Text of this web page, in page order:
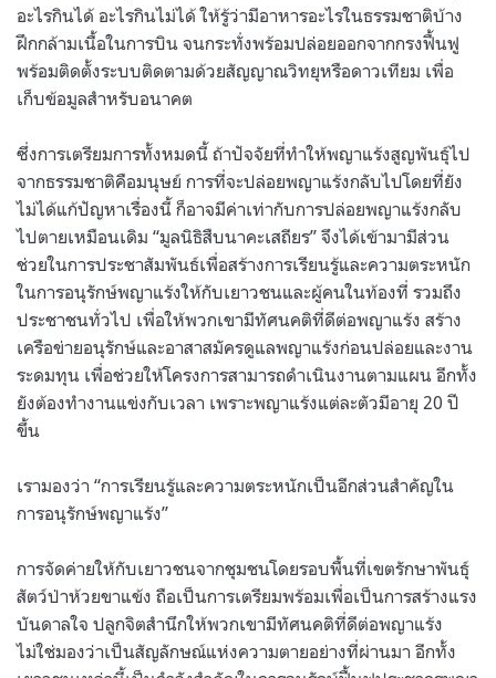
อะไรกินได้ อะไรกินไม่ได้ ให้รู้ว่ามีอาหารอะไรในธรรมชาติบ้าง
ฝึกกล้ามเนื้อในการบิน จนกระทั่งพร้อมปล่อยออกจากกรงฟื้นฟู
พร้อมติดตั้งระบบติดตามด้วยสัญญาณวิทยุหรือดาวเทียม เพื่อ
เก็บข้อมูลสำหรับอนาคต
ซึ่งการเตรียมการทั้งหมดนี้ ถ้าปัจจัยที่ทำให้พญาแร้งสูญพันธุ์ไป
จากธรรมชาติคือมนุษย์ การที่จะปล่อยพญาแร้งกลับไปโดยที่ยัง
ไม่ได้แก้ปัญหาเรื่องนี้ ก็อาจมีค่าเท่ากับการปล่อยพญาแร้งกลับ
ไปตายเหมือนเดิม “มูลนิธิสืบนาคะเสถียร” จึงได้เข้ามามีส่วน
ช่วยในการประชาสัมพันธ์เพื่อสร้างการเรียนรู้และความตระหนัก
ในการอนุรักษ์พญาแร้งให้กับเยาวชนและผู้คนในท้องที่ รวมถึง
ประชาชนทั่วไป เพื่อให้พวกเขามีทัศนคติที่ดีต่อพญาแร้ง สร้าง
เครือข่ายอนุรักษ์และอาสาสมัครดูแลพญาแร้งก่อนปล่อยและงาน
ระดมทุน เพื่อช่วยให้โครงการสามารถดำเนินงานตามแผน อีกทั้ง
ยังต้องทำงานแข่งกับเวลา เพราะพญาแร้งแต่ละตัวมีอายุ 20 ปี
ขึ้น
เรามองว่า “การเรียนรู้และความตระหนักเป็นอีกส่วนสำคัญใน
การอนุรักษ์พญาแร้ง”
การจัดค่ายให้กับเยาวชนจากชุมชนโดยรอบพื้นที่เขตรักษาพันธุ์
สัตว์ป่าห้วยขาแข้ง ถือเป็นการเตรียมพร้อมเพื่อเป็นการสร้างแรง
บันดาลใจ ปลูกจิตสำนึกให้พวกเขามีทัศนคติที่ดีต่อพญาแร้ง
ไม่ใช่มองว่าเป็นสัญลักษณ์แห่งความตายอย่างที่ผ่านมา อีกทั้ง